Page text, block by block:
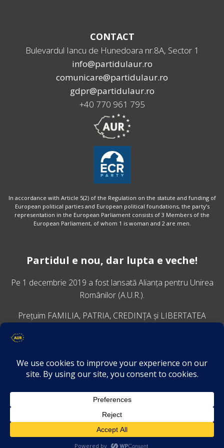
CONTACT
Bulevardul Iancu de Hunedoara nr.8A, Sector 1
info@partidulaur.ro
comunicare@partidulaur.ro
gdpr@partidulaur.ro
+40 770 961 795
In accordance with Article 5(2) of the Regulation on the statute and funding of
European political parties and European political foundations, the party’s
representation in the European Parliament consists of 3 Members of the
European Parliament, of whom 1 is woman and 2 are men.
Partidul e nou, dar lupta e veche!
Pe 1 decembrie 2019 a fost lansatăAlianța pentru Unirea
Românilor (A.U.R.).
Prețuim FAMILIA, PATRIA, CREDINȚA și LIBERTATEA
VINO ALĂTURI DE NOI
Descarcă aplicația Platforma AUR
Termeni și condiții de confidențialitate
GDPR